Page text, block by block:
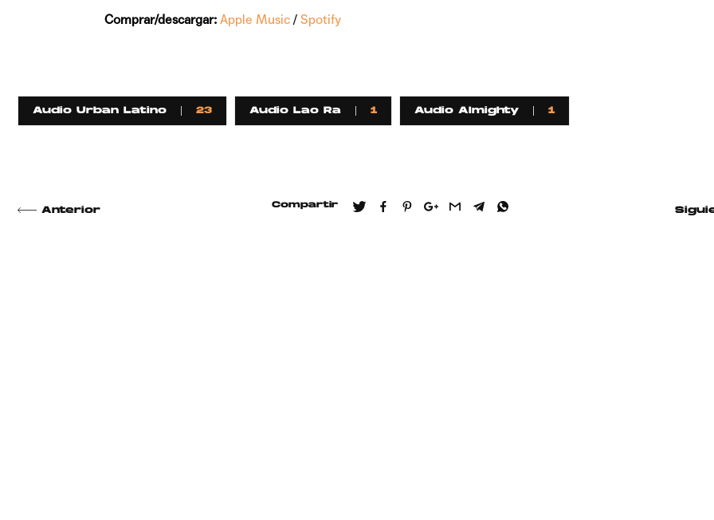
Comprar/descargar: Apple Music/ Spotify
Audio Urban Latino 23 Audio Lao Ra 1 Audio Almighty 1
Anterior
Compartir